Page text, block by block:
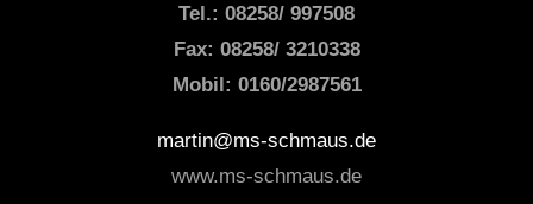
Tel.: 08258/ 997508
Fax: 08258/ 3210338
Mobil: 0160/2987561
martin@ms-schmaus.de
www.ms-schmaus.de